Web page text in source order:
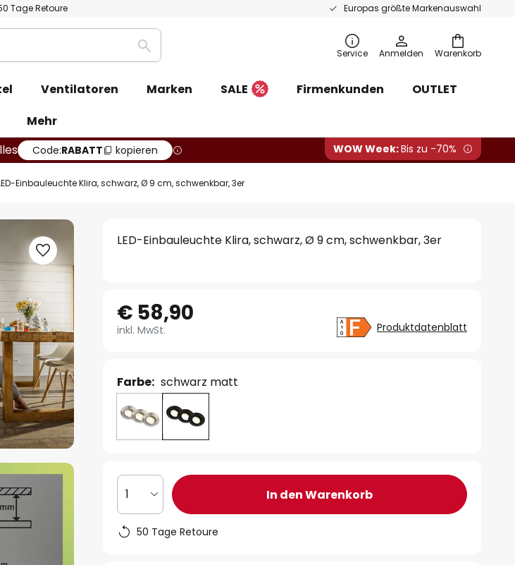
Tage Retoure Europas größte Markenauswahl
Warenkorb
Suche Service Anmelden
Ventilatoren Marken SALE Firmenkunden
OUTLET
Mehr
Code:RABATT kopieren WOW Week:Bis zu -70%
Einbauleuchte Klira, schwarz, Ø 9 cm, schwenkbar, 3er
LED-Einbauleuchte Klira, schwarz, Ø 9 cm, schwenkbar, 3er
€ 58,90
inkl. MwSt. Produktdatenblatt
Farbe: schwarz matt
1 In den Warenkorb
50 Tage Retoure